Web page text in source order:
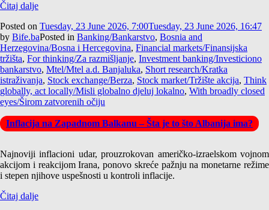
Čitaj dalje
Posted on Tuesday, 23 June 2026, 7:00Tuesday, 23 June 2026, 16:47
by Bife.baPosted in Banking/Bankarstvo, Bosnia and
Herzegovina/Bosna i Hercegovina, Financial markets/Finansijska
tržišta, For thinking/Za razmišljanje, Investment banking/Investiciono
bankarstvo, Mtel/Mtel a.d. Banjaluka, Short research/Kratka
istraživanja, Stock exchange/Berza, Stock market/Tržište akcija, Think
globally, act locally/Misli globalno djeluj lokalno, With broadly closed
eyes/Širom zatvorenih očiju
Inflacija na Zapadnom Balkanu – Šta je to što Albanija ima?
Najnoviji inflacioni udar, prouzrokovan američko-izraelskom vojnom
akcijom i reakcijom Irana, ponovo skreće pažnju na monetarne režime
i stepen njihove uspešnosti u kontroli inflacije.
Čitaj dalje